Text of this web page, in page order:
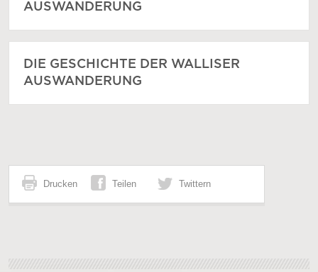
AUSWANDERUNG
DIE GESCHICHTE DER WALLISER
AUSWANDERUNG
Drucken Teilen Twittern